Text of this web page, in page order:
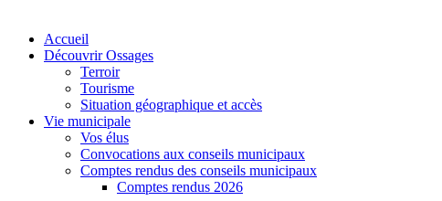
Accueil
Découvrir Ossages
Terroir
Tourisme
Situation géographique et accès
Vie municipale
Vos élus
Convocations aux conseils municipaux
Comptes rendus des conseils municipaux
Comptes rendus 2026